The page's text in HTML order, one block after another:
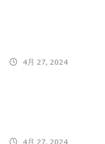
4月 27, 2024
4月 27, 2024